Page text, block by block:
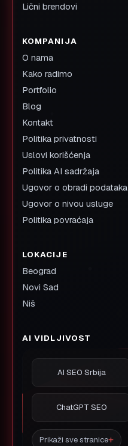
Lični brendovi
KOMPANIJA
O nama
Kako radimo
Portfolio
Blog
Kontakt
Politika privatnosti
Uslovi korišćenja
Politika AI sadržaja
Ugovor o obradi podataka
Ugovor o nivou usluge
Politika povraćaja
LOKACIJE
Beograd
Novi Sad
Niš
AI VIDLJIVOST
AI SEO Srbija
ChatGPT SEO
Prikaži sve stranice